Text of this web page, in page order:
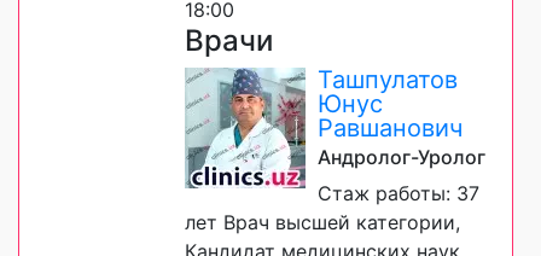
18:00
Врачи
Ташпулатов
Юнус
Равшанович
Андролог-Уролог
Стаж работы: 37
лет Врач высшей категории,